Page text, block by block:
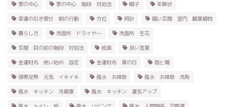
家の中心 家の中心 階段 対処法 帽子 年賀状
幸運の引き寄せ 朝の行動 方位 時計 暗い玄関 室内 観葉植物
暮らし方 洗面所 ドライヤー 洗面所 生花
玄関 目の前の階段 対処法 絵画 良い言葉
金運財布 使い始め 設定 金運財布 寅の日 陰と陽
頭寒足熱 元気 イキイキ 風水 お掃除 風水 お掃除 洗剤
風水 キッチン 冷蔵庫 風水 キッチン 運気アップ